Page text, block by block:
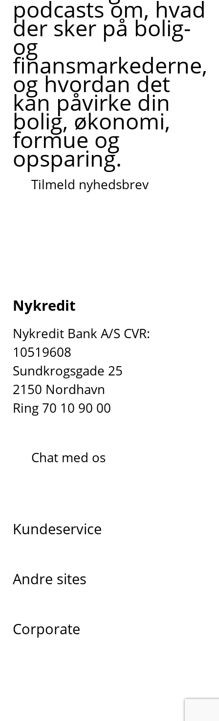
podcasts om, hvad
der sker på bolig-
og
finansmarkederne,
og hvordan det
kan påvirke din
bolig, økonomi,
formue og
opsparing.
Tilmeld nyhedsbrev
Nykredit
Nykredit Bank A/S CVR:
10519608
Sundkrogsgade 25
2150 Nordhavn
Ring 70 10 90 00
Chat med os
Kundeservice
Andre sites
Corporate